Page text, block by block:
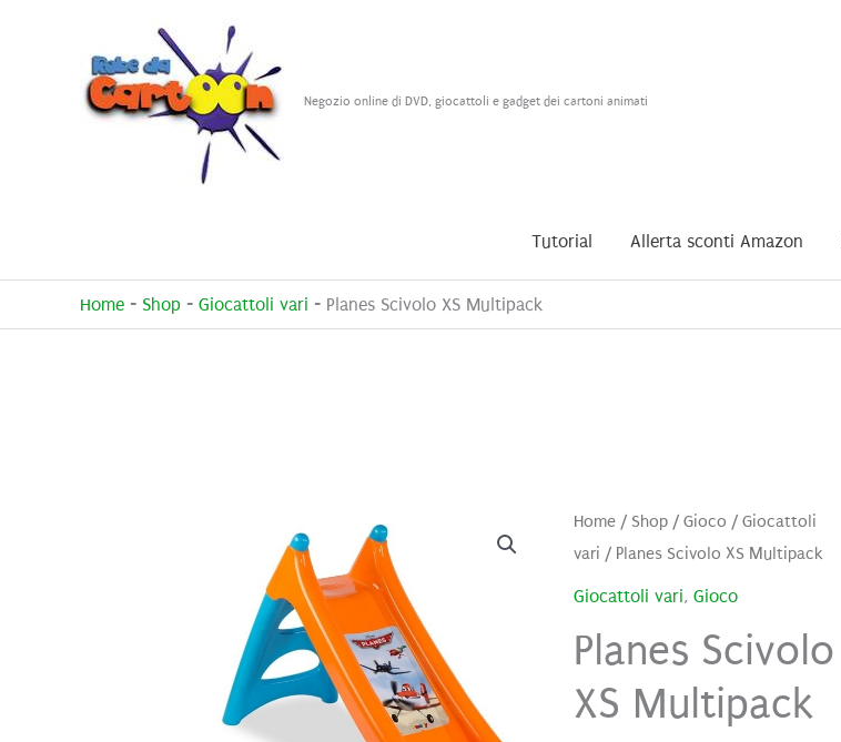
Negozio online di DVD, giocattoli e gadget dei cartoni animati
Tutorial Allerta sconti Amazon
Home - Shop - Giocattoli vari - Planes Scivolo XS Multipack
Home/ Shop/ Gioco / Giocattoli
vari / Planes Scivolo XS Multipack
Giocattoli vari, Gioco
Planes Scivolo
XS Multipack